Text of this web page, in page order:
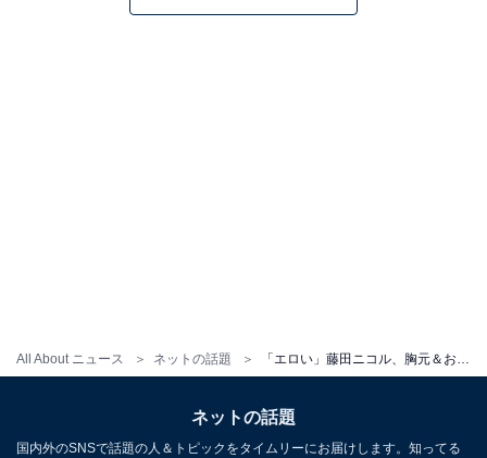
All About ニュース ネットの話題
ネットの話題
国内外のSNSで話題の人＆トピックをタイムリーにお届けします。知ってる